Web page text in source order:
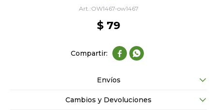
OW1467-ow1467
$ 79
 
Envíos
Cambios y Devoluciones